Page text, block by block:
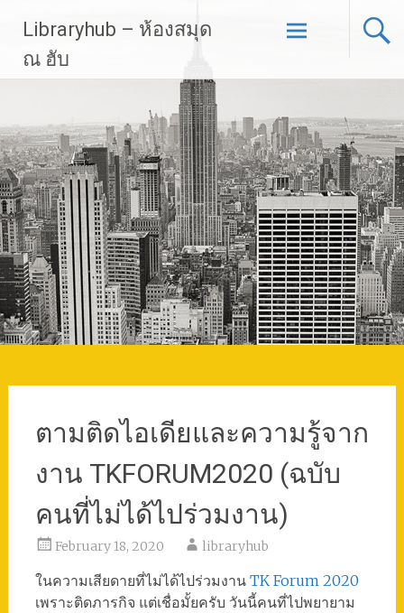
content
Libraryhub – ห้องสมุด
ณ ฮับ
ตามติดไอเดียและความรู้จาก
งาน TKFORUM2020 (ฉบับ
คนที่ไม่ได้ไปร่วมงาน)
February 18, 2020 libraryhub
ในความเสียดายที่ไม่ได้ไปร่วมงาน TK Forum 2020
เพราะติดภารกิจ แต่เชื่อมั้ยครับ วันนี้คนที่ไปพยายาม